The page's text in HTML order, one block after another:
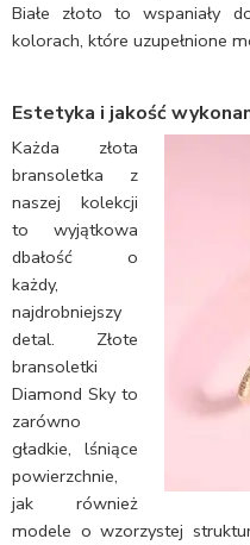
Białe złoto to wspaniały
kolorach, które uzupełnione
Estetyka i jakość
Każda złota
bransoletka z
naszej kolekcji
to wyjątkowa
dbałość o
każdy,
najdrobniejszy
detal. Złote
bransoletki
Diamond Sky to
zarówno
gładkie, lśniące
powierzchnie,
jak również
modele o wzorzystej